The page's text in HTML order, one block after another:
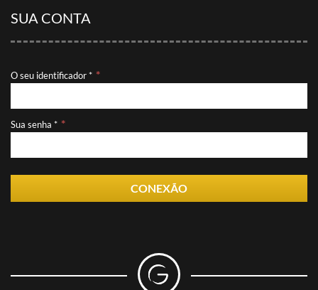
SUA CONTA
O seu identificador *
Sua senha *
CONEXÃO